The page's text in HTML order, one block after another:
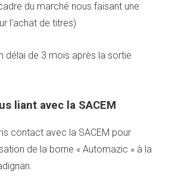
du marché nous faisant une
l’achat de titres)
délai de 3 mois après la sortie
liant avec la SACEM
contact avec la SACEM pour
de la borne « Automazic » à la